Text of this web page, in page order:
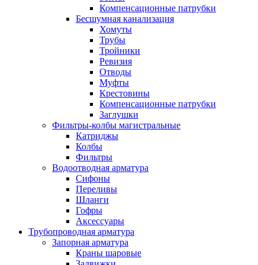
Компенсационные патрубки
Бесшумная канализация
Хомуты
Трубы
Тройники
Ревизия
Отводы
Муфты
Крестовины
Компенсационные патрубки
Заглушки
Фильтры-колбы магистральные
Катриджы
Колбы
Фильтры
Водоотводная арматура
Сифоны
Переливы
Шланги
Гофры
Аксессуары
Трубопроводная арматура
Запорная арматура
Краны шаровые